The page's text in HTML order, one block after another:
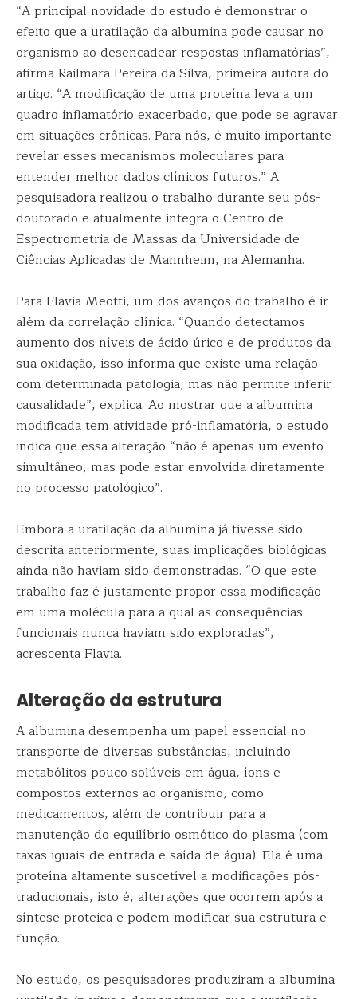
“A principal novidade do estudo é demonstrar o
efeito que a uratilação da albumina pode causar no
organismo ao desencadear respostas inflamatórias”,
afirma Railmara Pereira da Silva, primeira autora do
artigo. “A modificação de uma proteína leva a um
quadro inflamatório exacerbado, que pode se agravar
em situações crônicas. Para nós, é muito importante
revelar esses mecanismos moleculares para
entender melhor dados clínicos futuros.” A
pesquisadora realizou o trabalho durante seu pós-
doutorado e atualmente integra o Centro de
Espectrometria de Massas da Universidade de
Ciências Aplicadas de Mannheim, na Alemanha.
Para Flavia Meotti, um dos avanços do trabalho é ir
além da correlação clínica. “Quando detectamos
aumento dos níveis de ácido úrico e de produtos da
sua oxidação, isso informa que existe uma relação
com determinada patologia, mas não permite inferir
causalidade”, explica. Ao mostrar que a albumina
modificada tem atividade pró-inflamatória, o estudo
indica que essa alteração “não é apenas um evento
simultâneo, mas pode estar envolvida diretamente
no processo patológico”.
Embora a uratilação da albumina já tivesse sido
descrita anteriormente, suas implicações biológicas
ainda não haviam sido demonstradas. “O que este
trabalho faz é justamente propor essa modificação
em uma molécula para a qual as consequências
funcionais nunca haviam sido exploradas”,
acrescenta Flavia.
Alteração da estrutura
A albumina desempenha um papel essencial no
transporte de diversas substâncias, incluindo
metabólitos pouco solúveis em água, íons e
compostos externos ao organismo, como
medicamentos, além de contribuir para a
manutenção do equilíbrio osmótico do plasma (com
taxas iguais de entrada e saída de água). Ela é uma
proteína altamente suscetível a modificações pós-
traducionais, isto é, alterações que ocorrem após a
síntese proteica e podem modificar sua estrutura e
função.
No estudo, os pesquisadores produziram a albumina